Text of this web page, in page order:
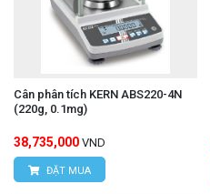
Cân phân tích KERN ABS220-4N
(220g, 0.1mg)
38,735,000 VND
ĐẶT MUA